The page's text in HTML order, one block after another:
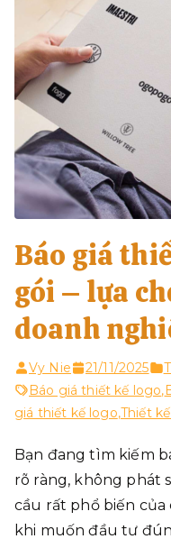
Báo giá
gói – lựa
doanh
Vy Nie 21/11/2025
Báo giá thiết kế logo,
giá thiết kế logo,Thiết
Bạn đang tìm kiếm
rõ ràng, không phát
cầu rất phổ biến
khi muốn đầu tư